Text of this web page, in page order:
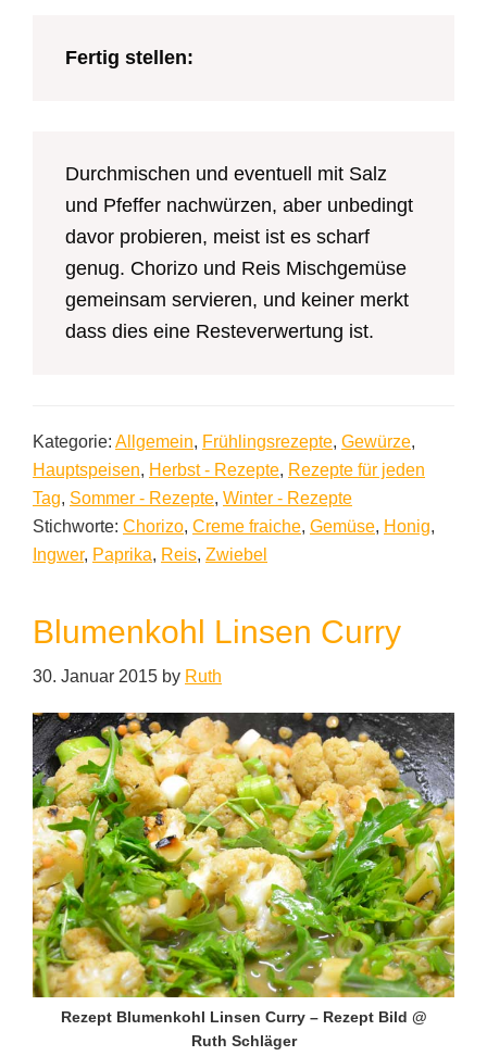
Fertig stellen:
Durchmischen und eventuell mit Salz
und Pfeffer nachwürzen, aber unbedingt
davor probieren, meist ist es scharf
genug. Chorizo und Reis Mischgemüse
gemeinsam servieren, und keiner merkt
dass dies eine Resteverwertung ist.
Kategorie: Allgemein, Frühlingsrezepte, Gewürze,
Hauptspeisen, Herbst - Rezepte, Rezepte für jeden
Tag, Sommer - Rezepte, Winter - Rezepte
Stichworte: Chorizo, Creme fraiche, Gemüse, Honig,
Ingwer, Paprika, Reis, Zwiebel
Blumenkohl Linsen Curry
30. Januar 2015 by Ruth
Rezept Blumenkohl Linsen Curry – Rezept Bild @
Ruth Schläger